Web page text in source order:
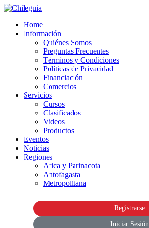
Home
Información
Quiénes Somos
Preguntas Frecuentes
Términos y Condiciones
Políticas de Privacidad
Financiación
Comercios
Servicios
Cursos
Clasificados
Videos
Productos
Eventos
Noticias
Regiones
Arica y Parinacota
Antofagasta
Metropolitana
Registrarse
Iniciar Sesión